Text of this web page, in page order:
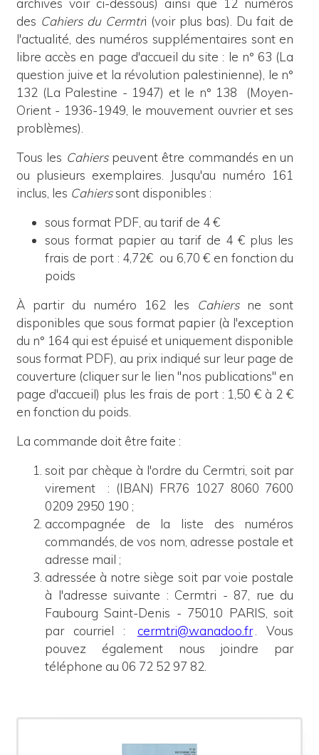
archives voir ci-dessous) ainsi que 12 numéros
des Cahiers du Cermtri (voir plus bas). Du fait de
l'actualité, des numéros supplémentaires sont en
libre accès en page d'accueil du site : le n° 63 (La
question juive et la révolution palestinienne), le n°
132 (La Palestine - 1947) et le n° 138 (Moyen-
Orient - 1936-1949, le mouvement ouvrier et ses
problèmes).
Tous les Cahierspeuvent être commandés en un
ou plusieurs exemplaires. Jusqu'au numéro 161
inclus, les Cahierssont disponibles :
sous format PDF, au tarif de 4 €
sous format papier au tarif de 4 € plus les
frais de port : 4,72€ ou 6,70 € en fonction du
poids
À partir du numéro 162 les Cahiersne sont
disponibles que sous format papier (à l'exception
du n° 164 qui est épuisé et uniquement disponible
sous format PDF), au prix indiqué sur leur page de
couverture (cliquer sur le lien "nos publications" en
page d'accueil) plus les frais de port : 1,50 € à 2 €
en fonction du poids.
La commande doit être faite :
soit par chèque à l'ordre du Cermtri, soit par
virement : (IBAN) FR76 1027 8060 7600
0209 2950 190 ;
accompagnée de la liste des numéros
commandés, de vos nom, adresse postale et
adresse mail ;
adressée à notre siège soit par voie postale
à l'adresse suivante : Cermtri - 87, rue du
Faubourg Saint-Denis - 75010 PARIS, soit
par courriel :
cermtri@wanadoo.fr . Vous
pouvez également nous joindre par
téléphone au 06 72 52 97 82.